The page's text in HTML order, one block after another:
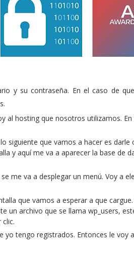
y su contraseña. En el caso de
al hosting que nosotros utilizamos. En
siguiente que vamos a hacer es darle
y aquí me va a aparecer la base de
me va a desplegar un menú. Voy a
que vamos a esperar a que
un archivo que se llama wp_users,
yo tengo registrados. Entonces le voy